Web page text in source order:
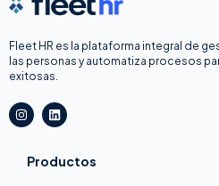
Fleet HR es la plataforma integral de
las personas y automatiza procesos
exitosas.
I
n
s
a
g
L
i
n
e
d
Productos